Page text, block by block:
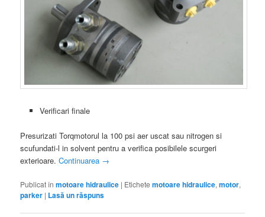
Verificari finale
Presurizati Torqmotorul la 100 psi aer uscat sau nitrogen si
scufundati-l in solvent pentru a verifica posibilele scurgeri
exterioare.Continuarea →
Publicat în motoare hidraulice | Etichete motoare hidraulice,motor,
parker | Lasă un răspuns